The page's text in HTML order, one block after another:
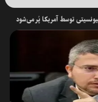
توسط آمریکا پُر می‌شود